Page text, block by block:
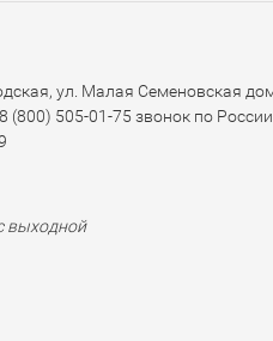
культурных
национальных
такие как слоны.
имеют ряд элементов
ул. Малая Семеновская
(800) 505-01-75 звонок по России
выходной